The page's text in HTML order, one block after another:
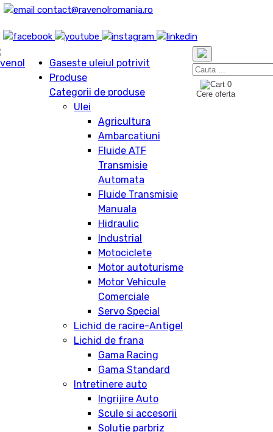
contact@ravenolromania.ro
Gaseste uleiul potrivit
Produse
Categorii de produse
Ulei
Agricultura
Ambarcatiuni
Fluide ATF
Transmisie
Automata
Fluide Transmisie
Manuala
Hidraulic
Industrial
Motociclete
Motor autoturisme
Motor Vehicule
Comerciale
Servo Special
Lichid de racire-Antigel
Lichid de frana
Gama Racing
Gama Standard
Intretinere auto
Ingrijire Auto
Scule si accesorii
Solutie parbriz
0
Cere oferta